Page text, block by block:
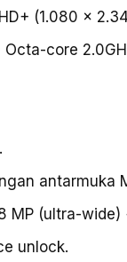
(1.080 x
Octa-core
antarmuka
MP (ultra-
unlock.